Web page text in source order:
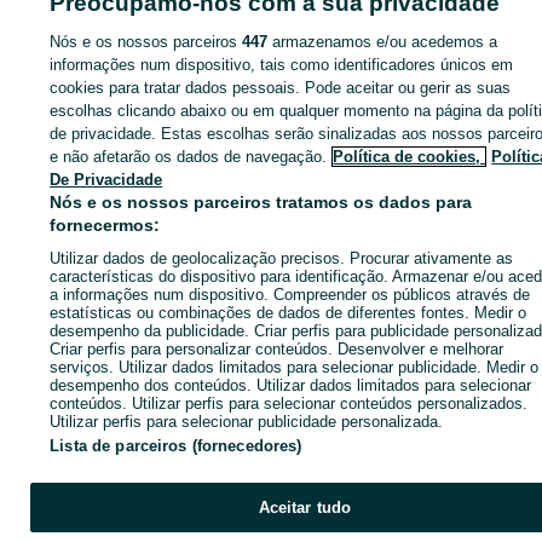
Entra na tua conta OLX ou cria uma nova para contactares
anunciante
Entrar ou criar conta
Ligar / SMS Enviar mensagem
Nós e os nossos parceiros447 armazenamos e/ou acedemos a
informações num dispositivo, tais como identificadores únicos em
cookies para tratar dados pessoais. Pode aceitar ou gerir as suas
escolhas clicando abaixo ou em qualquer momento na página da
de privacidade. Estas escolhas serão sinalizadas aos nossos
e não afetarão os dados de navegação. Política de cookies,
De Privacidade
Nós e os nossos parceiros tratamos os dados para
fornecermos:
Utilizar dados de geolocalização precisos. Procurar ativamente as
características do dispositivo para identificação. Armazenar e/ou
a informações num dispositivo. Compreender os públicos através de
estatísticas ou combinações de dados de diferentes fontes. Medir o
desempenho da publicidade. Criar perfis para publicidade
Criar perfis para personalizar conteúdos. Desenvolver e melhorar
serviços. Utilizar dados limitados para selecionar publicidade. Medir o
desempenho dos conteúdos. Utilizar dados limitados para selecionar
conteúdos. Utilizar perfis para selecionar conteúdos personalizados.
Utilizar perfis para selecionar publicidade personalizada.
Lista de parceiros (fornecedores)
Aceitar tudo